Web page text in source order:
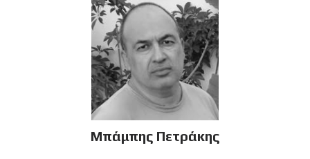
Μπάμπης Πετράκης